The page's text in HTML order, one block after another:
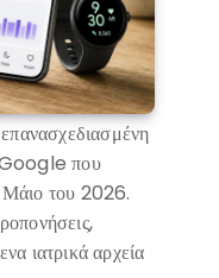
Google που
του 2026.
ιατρικά αρχεία